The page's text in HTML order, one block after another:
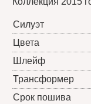
Силуэт
Цвета
Шлейф
Трансформер
Срок пошива